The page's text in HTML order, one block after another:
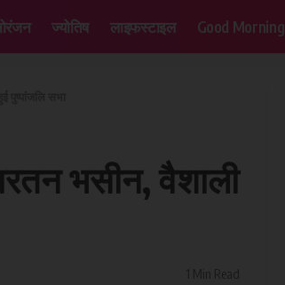
ज्योतिष लाइफस्टाइल Good Morning
भसीन, वैशाली